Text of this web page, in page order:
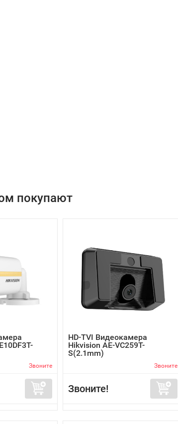
покупают
Звоните
HD-TVI Видеокамера
Hikvision AE-VC259T-
S(2.1mm)
Звоните
Звоните!